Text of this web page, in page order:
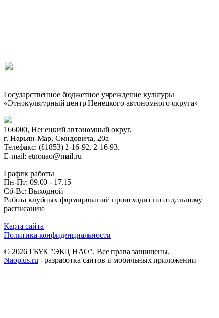
Государственное бюджетное учреждение культуры
«Этнокультурный центр Ненецкого автономного округа»
166000, Ненецкий автономный округ,
г. Нарьян-Мар, Смидовича, 20а
Телефакс: (81853) 2-16-92, 2-16-93.
E-mail: etnonao@mail.ru
График работы
Пн-Пт: 09.00 - 17.15
Сб-Вс: Выходной
Работа клубных формирований происходит по отдельному
расписанию
Карта сайта
Политика конфиденциальности
© 2026 ГБУК "ЭКЦ НАО". Все права защищены.
Naoplus.ru - разработка сайтов и мобильных приложений